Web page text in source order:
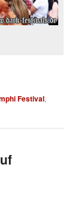
Festival,